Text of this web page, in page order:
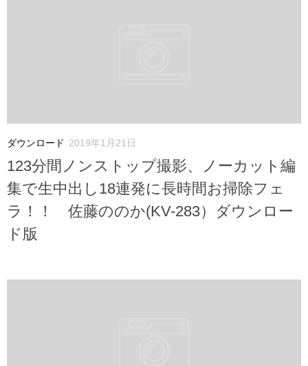
ダウンロード 2019年1月21日
123分間ノンストップ撮影、ノーカット編
集で生中出し18連発に長時間お掃除フェ
ラ！！ 佐藤ののか(KV-283）ダウンロー
ド版